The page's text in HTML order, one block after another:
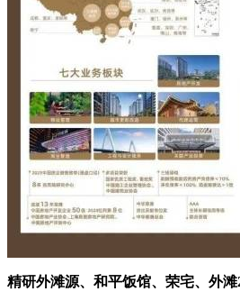
精研外滩源、和平饭馆、荣宅、外